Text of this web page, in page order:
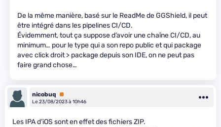
De la même manière, basé sur le ReadMe de GGShield, il peut
être intégré dans les pipelines CI/CD.
Évidemment, tout ça suppose d’avoir une chaîne CI/CD, au
minimum… pour le type qui a son repo public et qui package
avec click droit > package depuis son IDE, on ne peut pas
faire grand chose…
nicobuq
Premium
Le 23/08/2023 à 10h46
Les IPA d’iOS sont en effet des fichiers ZIP.